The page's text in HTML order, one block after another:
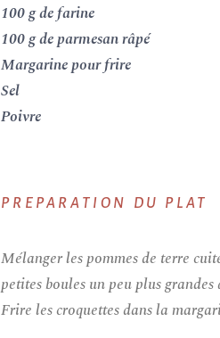
100 g de farine
100 g de parmesan râpé
Margarine pour frire
Sel
Poivre
PREPARATION DU PLAT
Mélanger les pommes de terre
petites boules un peu plus
Frire les croquettes dans la